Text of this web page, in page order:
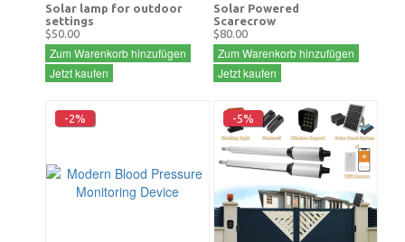
Solar lamp for outdoor
settings
$50.00
Zum Warenkorb hinzufügen
Jetzt kaufen
Solar Powered
Scarecrow
$80.00
Zum Warenkorb hinzufügen
Jetzt kaufen
-2% -5%